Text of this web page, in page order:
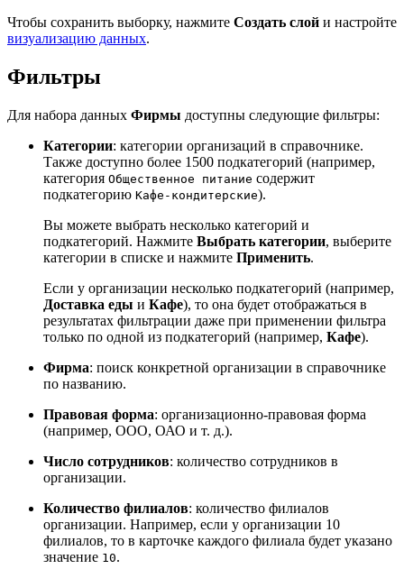
Чтобы сохранить выборку, нажмите Создать слой и настройте
визуализацию данных.
Фильтры
Для набора данных Фирмы доступны следующие фильтры:
Категории: категории организаций в справочнике.
Также доступно более 1500 подкатегорий (например,
категория Общественное питание содержит
подкатегорию Кафе-кондитерские).
Вы можете выбрать несколько категорий и
подкатегорий. Нажмите Выбрать категории, выберите
категории в списке и нажмите Применить.
Если у организации несколько подкатегорий (например,
Доставка еды и Кафе), то она будет отображаться в
результатах фильтрации даже при применении фильтра
только по одной из подкатегорий (например, Кафе).
Фирма: поиск конкретной организации в справочнике
по названию.
Правовая форма: организационно-правовая форма
(например, ООО, ОАО и т. д.).
Число сотрудников: количество сотрудников в
организации.
Количество филиалов: количество филиалов
организации. Например, если у организации 10
филиалов, то в карточке каждого филиала будет указано
значение 10.